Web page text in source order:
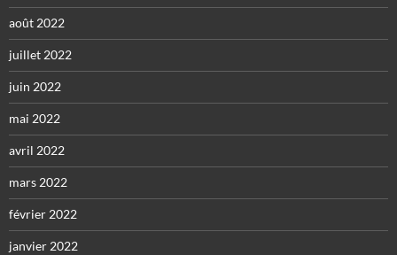
août 2022
juillet 2022
juin 2022
mai 2022
avril 2022
mars 2022
février 2022
janvier 2022